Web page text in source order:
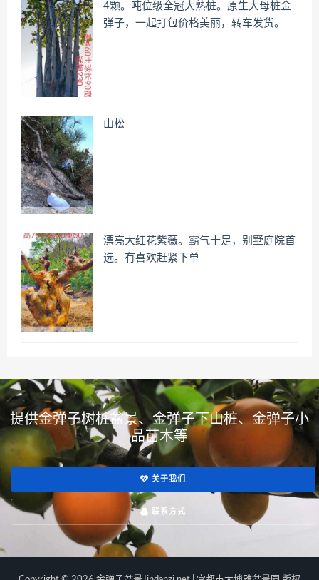
4颗。吨位级全冠大熟桩。原生大母桩金
弹子，一起打包价格美丽，转车发货。
山松
漂亮大红花紫薇。霸气十足，别墅庭院首
选。有喜欢赶紧下单
提供金弹子树桩盆景、金弹子下山桩、金弹子小
品苗木等
关于我们
联系方式